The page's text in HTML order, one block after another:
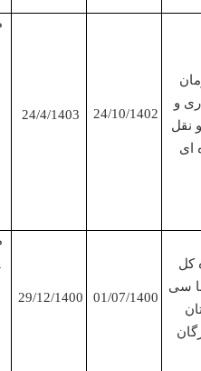
24/10/1402
24/4/1403
01/07/1400
29/12/1400